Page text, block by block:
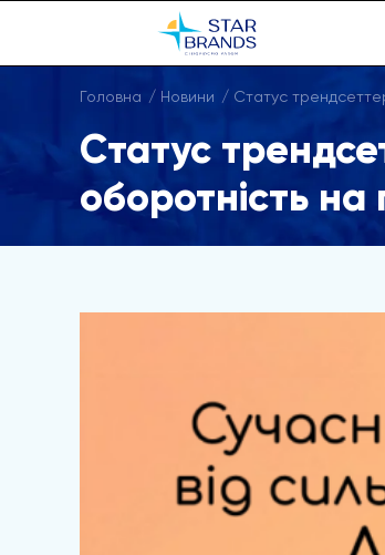
Головна Новини Статус
Статус
оборотність на